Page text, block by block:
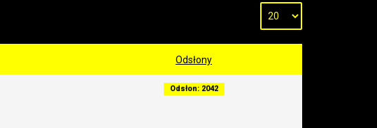
Odsłony
Odsłon: 2042